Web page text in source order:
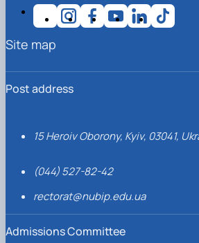
Post address
15 Heroiv Oborony, Kyiv, 03041,
(044) 527-82-42
rectorat@nubip.edu.ua
Admissions Committee
Site map